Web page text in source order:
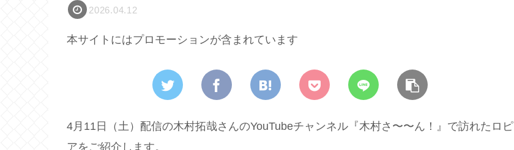
2026.04.12
本サイトにはプロモーションが含まれています
4月11日（土）配信の木村拓哉さんのYouTubeチャンネル『木村さ〜〜ん！』で訪れたロピ
アをご紹介します。